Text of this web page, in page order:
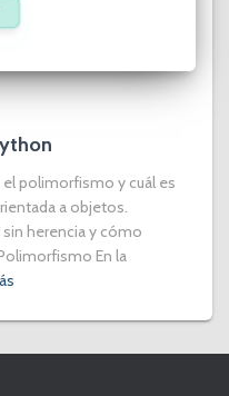
polimorfismo y cuál es
a objetos.
herencia y cómo
En la